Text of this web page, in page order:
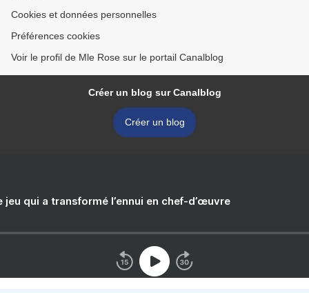
Cookies et données personnelles
Préférences cookies
Voir le profil de Mle Rose sur le portail Canalblog
Créer un blog sur Canalblog
Créer un blog
jeu qui a transformé l’ennui en chef-d’œuvre